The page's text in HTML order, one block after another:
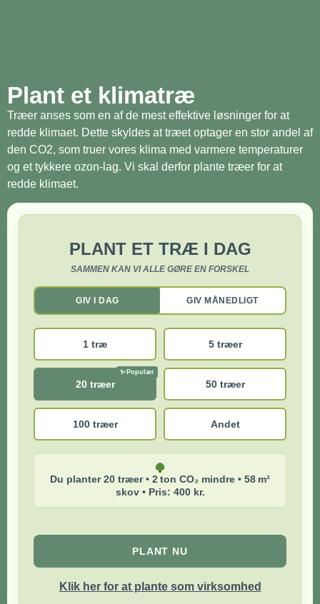
Plant et klimatræ
Træer anses som en af de mest effektive løsninger for at
redde klimaet. Dette skyldes at træet optager en stor andel af
den CO2, som truer vores klima med varmere temperaturer
og et tykkere ozon-lag. Vi skal derfor plante træer for at
redde klimaet.
PLANT ET TRÆ I DAG
SAMMEN KAN VI ALLE GØRE EN FORSKEL
GIV I DAG GIV MÅNEDLIGT
1 træ 5 træer
20 træer 50 træer
100 træer Andet
Du planter 20 træer • 2 ton CO₂ mindre • 58 m²
skov • Pris: 400 kr.
PLANT NU
Klik her for at plante som virksomhed